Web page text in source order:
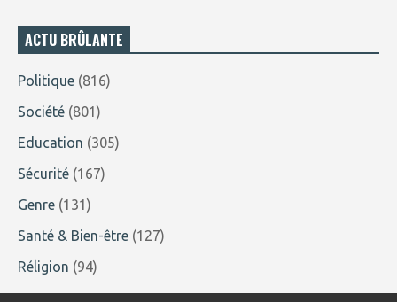
ACTU BRÛLANTE
Politique (816)
Société (801)
Education (305)
Sécurité (167)
Genre (131)
Santé & Bien-être (127)
Réligion (94)